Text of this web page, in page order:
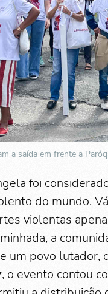
a saída em frente a
foi
do mundo.
violentas
a
um povo lutador,
o evento contou